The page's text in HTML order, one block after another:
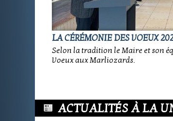
LA CÉRÉMONIE DES VOEUX
Selon la tradition le Maire et son
Voeux aux Marliozards.
ACTUALITÉS À LA